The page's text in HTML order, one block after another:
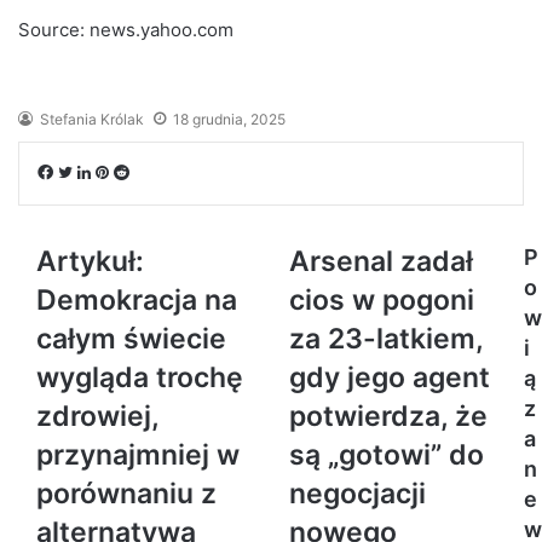
Source: news.yahoo.com
Stefania Królak 18 grudnia, 2025
Facebook
Twitter
LinkedIn
Pinterest
Reddit
Artykuł:
Demokracja na
całym świecie
wygląda trochę
zdrowiej,
przynajmniej w
porównaniu z
alternatywą
Arsenal zadał
cios w pogoni
za 23-latkiem,
gdy jego agent
potwierdza, że ​​
są „gotowi” do
negocjacji
nowego
P
o
w
i
ą
z
a
n
e
w